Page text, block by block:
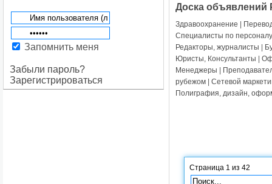
Запомнить меня
Забыли пароль?
Зарегистрироваться
Доска объявлений
Здравоохранение
Специалисты по персоналу
Редакторы, журналисты
Юристы, Консультанты
Менеджеры
рубежом
Сетевой
Полиграфия, дизайн,
Страница 1 из 42